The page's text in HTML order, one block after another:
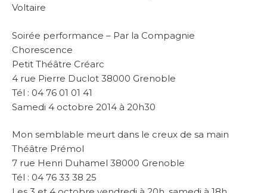
Voltaire
Soirée performance – Par la Compagnie
Chorescence
Petit Théâtre Créarc
4 rue Pierre Duclot 38000 Grenoble
Tél : 04 76 01 01 41
Samedi 4 octobre 2014 à 20h30
Mon semblable meurt dans le creux de sa main
Théâtre Prémol
7 rue Henri Duhamel 38000 Grenoble
Tél : 04 76 33 38 25